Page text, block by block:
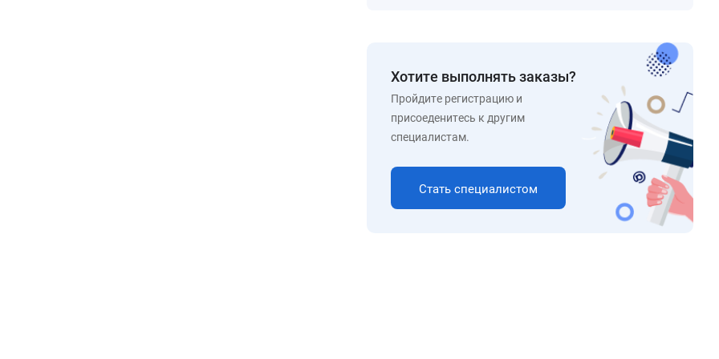
Хотите выполнять заказы?
Пройдите регистрацию и
присоеденитесь к другим
специалистам.
Стать специалистом